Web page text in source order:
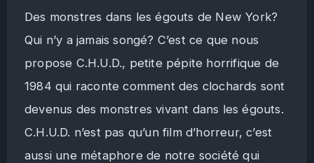
Des monstres dans les égouts de New York?
Qui n’y a jamais songé? C’est ce que nous
propose C.H.U.D., petite pépite horrifique de
1984 qui raconte comment des clochards sont
devenus des monstres vivant dans les égouts.
C.H.U.D. n’est pas qu’un film d’horreur, c’est
aussi une métaphore de notre société qui